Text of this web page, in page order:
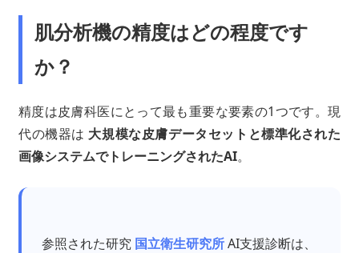
肌分析機の精度はどの程度です
か？
精度は皮膚科医にとって最も重要な要素の1つです。現
代の機器は 大規模な皮膚データセットと標準化された
画像システムでトレーニングされたAI。
参照された研究 国立衛生研究所AI支援診断は、